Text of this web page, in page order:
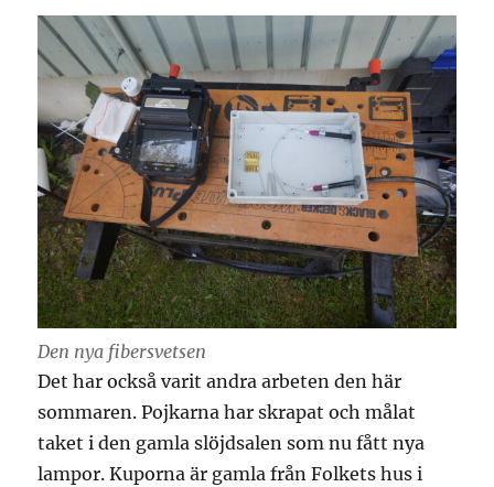
Den nya fibersvetsen
Det har också varit andra arbeten den här
sommaren. Pojkarna har skrapat och målat
taket i den gamla slöjdsalen som nu fått nya
lampor. Kuporna är gamla från Folkets hus i